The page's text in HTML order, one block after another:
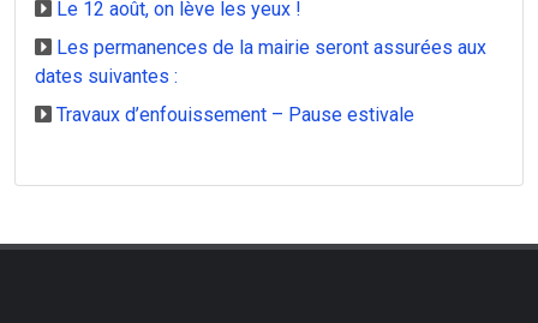
Le 12 août, on lève les yeux !
Les permanences de la mairie seront assurées aux
dates suivantes :
Travaux d’enfouissement – Pause estivale